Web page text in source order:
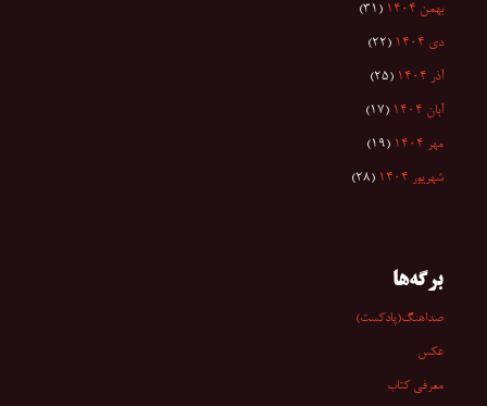
بهمن ۱۴۰۴ (۳۱)
دی ۱۴۰۴ (۲۲)
آذر ۱۴۰۴ (۲۵)
آبان ۱۴۰۴ (۱۷)
مهر ۱۴۰۴ (۱۹)
شهریور ۱۴۰۴ (۲۸)
برگه‌ها
صداهنگ(پادکست)
عکس
معرفی کتاب